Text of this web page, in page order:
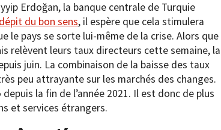
Erdoğan, la banque centrale de Turquie
du bon sens, il espère que cela stimulera
le pays se sorte lui-même de la crise. Alors que
relèvent leurs taux directeurs cette semaine, la
juin. La combinaison de la baisse des taux
peu attrayante sur les marchés des changes.
la fin de l’année 2021. Il est donc de plus
et services étrangers.